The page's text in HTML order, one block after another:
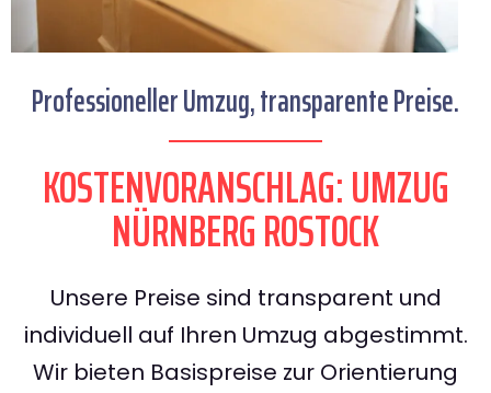
Professioneller Umzug, transparente Preise.
KOSTENVORANSCHLAG: UMZUG
NÜRNBERG ROSTOCK
Unsere Preise sind transparent und
individuell auf Ihren Umzug abgestimmt.
Wir bieten Basispreise zur Orientierung